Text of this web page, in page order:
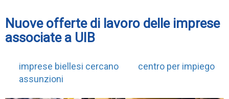
Nuove offerte di lavoro delle imprese
associate a UIB
imprese biellesi cercano
centro per impiego
assunzioni